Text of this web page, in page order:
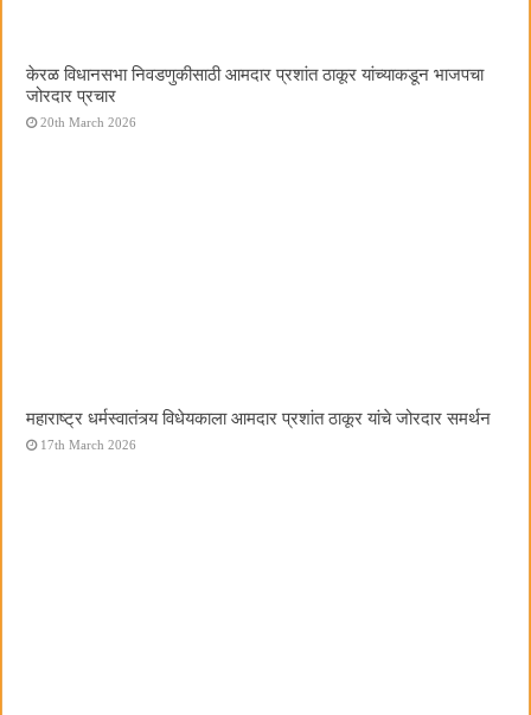
केरळ विधानसभा निवडणुकीसाठी आमदार प्रशांत ठाकूर यांच्याकडून भाजपचा
जोरदार प्रचार
20th March 2026
महाराष्ट्र धर्मस्वातंत्र्य विधेयकाला आमदार प्रशांत ठाकूर यांचे जोरदार समर्थन
17th March 2026